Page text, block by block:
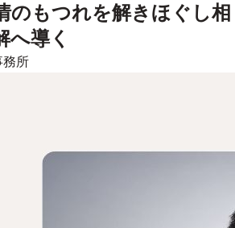
のもつれを解きほぐし相
へ導く
務所